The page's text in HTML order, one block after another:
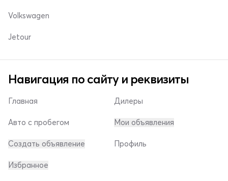
Volkswagen
Jetour
Навигация по сайту и реквизиты
Главная
Авто с пробегом
Создать объявление
Дилеры
Мои объявления
Профиль
Избранное